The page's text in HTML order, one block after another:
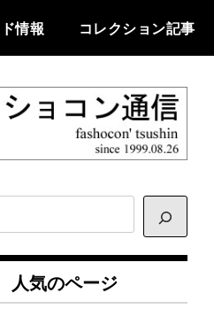
情報 コレクション記事
ョコン通
の観点からファッション
を分析するファッション
人気のページ